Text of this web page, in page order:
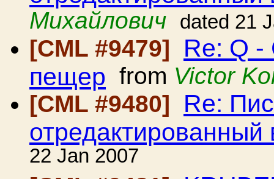
Михайлович
dated 21
[CML #9479] Re: Q
пещер from Victor
[CML #9480]
Re:
отредактированный
22 Jan 2007